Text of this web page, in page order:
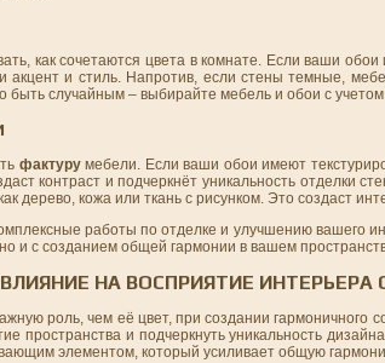
как сочетаются цвета в комнате. Если ваши
акцент и стиль. Напротив, если стены темные,
быть случайным – выбирайте мебель и обои с
фактурумебели. Если ваши обои имеют
контраст и подчеркнёт уникальность отделки
дерево, кожа или ткань с рисунком. Это создаст
работы по отделке и улучшению вашего
и с созданием общей гармонии в вашем
НА ВОСПРИЯТИЕ ИНТЕРЬЕРА
роль, чем её цвет, при создании гармоничного
пространства и подчеркнуть уникальность
элементом, который усиливает общую